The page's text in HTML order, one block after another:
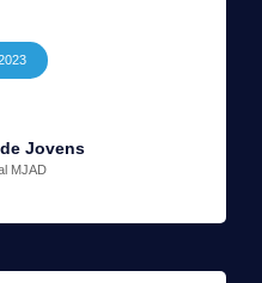
Jovens
MJAD